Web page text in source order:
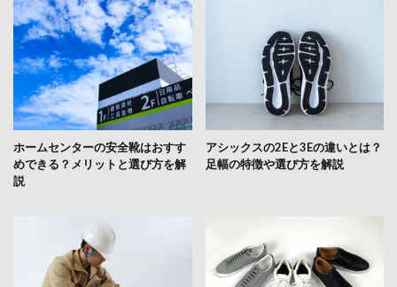
ホームセンターの安全靴はおすす
めできる？メリットと選び方を解
説
アシックスの2Eと3Eの違いとは？
足幅の特徴や選び方を解説